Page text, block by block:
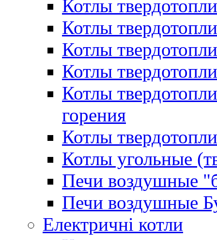
Котлы
Котлы
Котлы
Котлы
Котлы
горения
Котлы
Котлы угольные
Печи воздушные
Печи воздушные
Електричні котли